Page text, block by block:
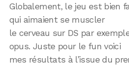
Globalement, le jeu est bien
qui aimaient se muscler
le cerveau sur DS par
opus. Juste pour le fun voici
mes résultats à l’issue du